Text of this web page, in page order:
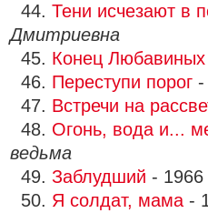
44. Тени исчезают в
Дмитриевна
45. Конец Любавиных
46. Переступи порог
47. Встречи на
48. Огонь, вода и...
ведьма
49. Заблудший -
50. Я солдат, мама -